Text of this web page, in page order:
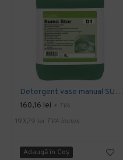
Detergent vase manual SUMA STAR D1, Diversey, 5L
160,16 lei + TVA
193,79 lei TVA inclus
Adaugă în Coş